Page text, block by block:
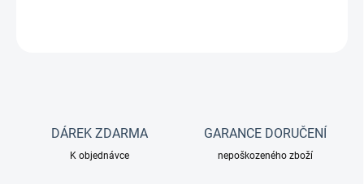
DÁREK ZDARMA
K objednávce
GARANCE DORUČENÍ
nepoškozeného zboží